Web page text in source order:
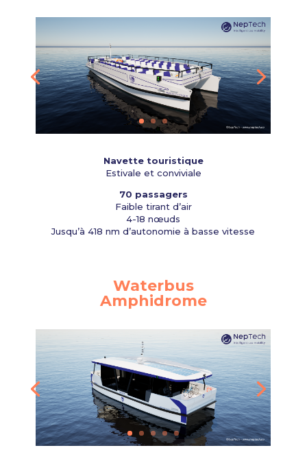
Navette touristique
Estivale et conviviale
70 passagers
Faible tirant d’air
4-18 nœuds
Jusqu’à 418 nm d’autonomie à basse vitesse
Waterbus
Amphidrome